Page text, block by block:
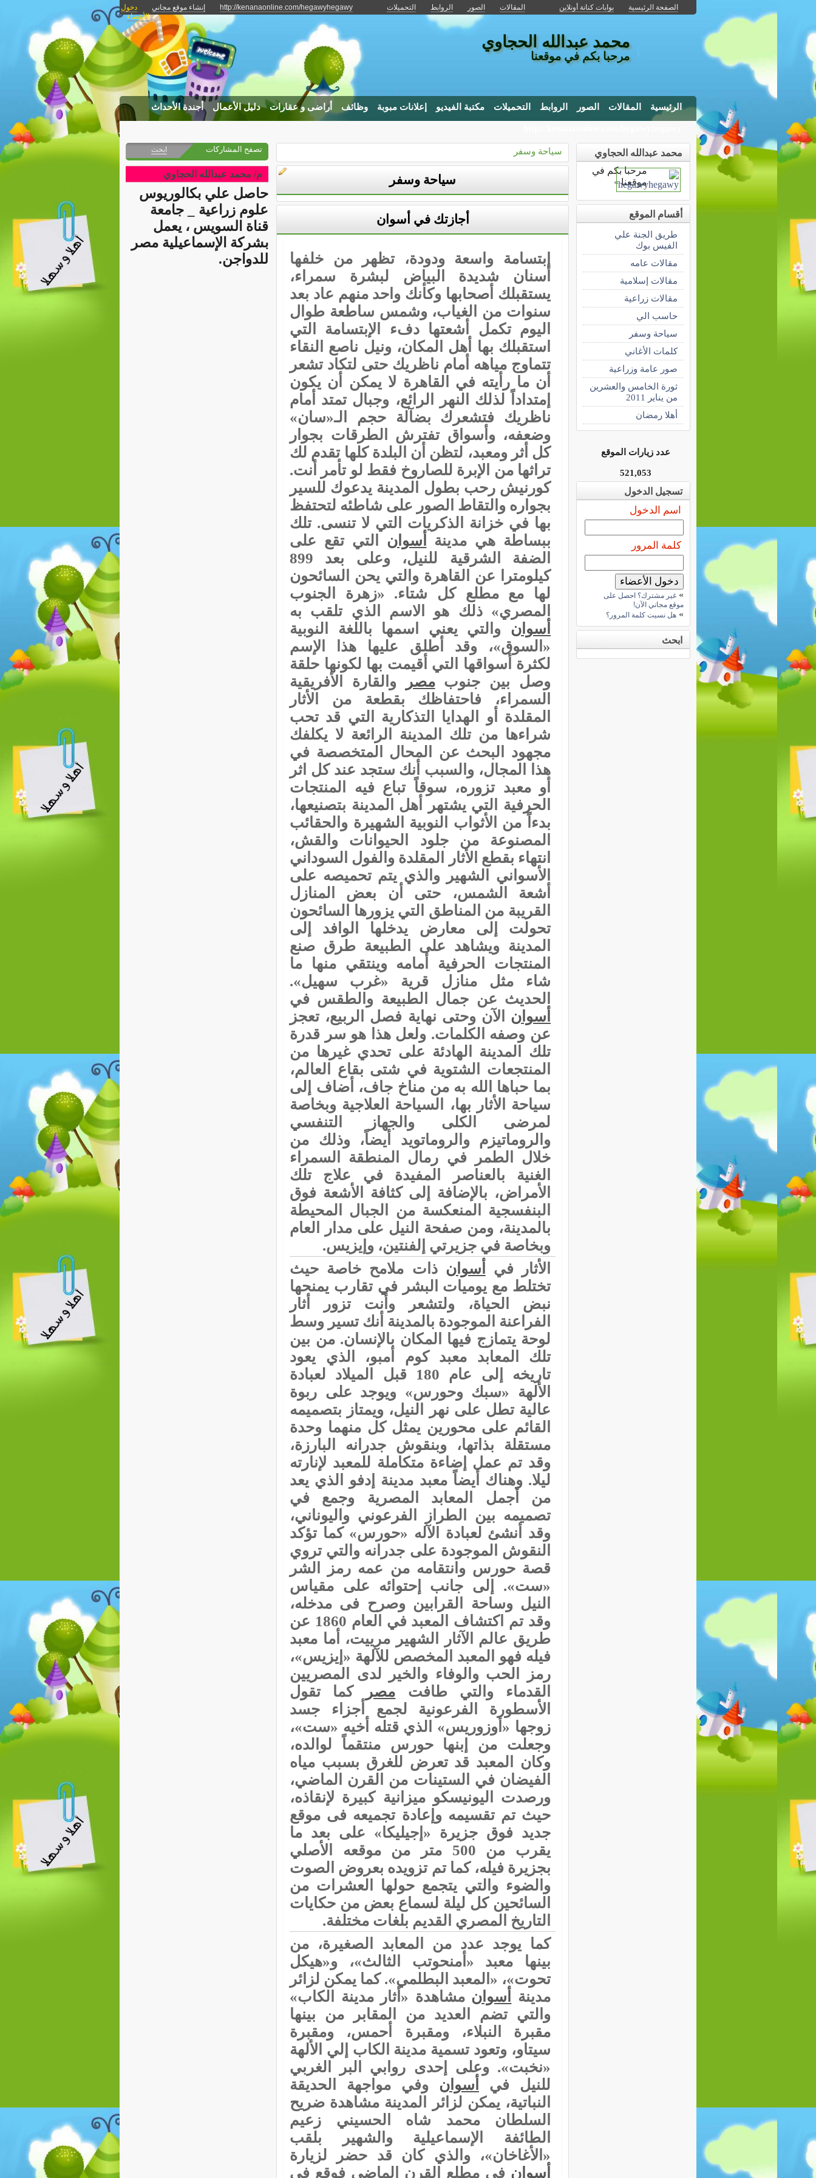
الصفحة الرئيسية بوابات كنانة أونلاين المقالات الصور الروابط التحميلات http://kenanaonline.com/hegawyhegawy إنشاء موقع مجاني
دخول
الأعضاء
محمد عبدالله الحجاوي
مرحبا بكم في موقعنا
الرئيسية المقالات الصور الروابط التحميلات مكتبة الفيديو إعلانات مبوبة وظائف أراضى و عقارات دليل الأعمال أجندة الأحداث
سياحة وسفر
سياحة وسفر
أجازتك في أسوان
إبتسامة واسعة ودودة، تظهر من خلفها
أسنان شديدة البياض لبشرة سمراء،
يستقبلك أصحابها وكأنك واحد منهم عاد بعد
سنوات من الغياب، وشمس ساطعة طوال
اليوم تكمل أشعتها دفء الإبتسامة التي
استقبلك بها أهل المكان، ونيل ناصع النقاء
تتماوج مياهه أمام ناظريك حتى لتكاد تشعر
أن ما رأيته في القاهرة لا يمكن أن يكون
إمتداداً لذلك النهر الرائع، وجبال تمتد أمام
ناظريك فتشعرك بضآلة حجم الـ«سان»
وضعفه، وأسواق تفترش الطرقات بجوار
كل أثر ومعبد، لتظن أن البلدة كلها تقدم لك
تراثها من الإبرة للصاروخ فقط لو تأمر أنت.
كورنيش رحب بطول المدينة يدعوك للسير
بجواره والتقاط الصور على شاطئه لتحتفظ
بها في خزانة الذكريات التي لا تنسى. تلك
ببساطة هي مدينة
أسوان التي تقع على
الضفة الشرقية للنيل، وعلى بعد 899
كيلومترا عن القاهرة والتي يحن السائحون
لها مع مطلع كل شتاء. «زهرة الجنوب
المصري» ذلك هو الاسم الذي تلقب به
أسوان والتي يعني اسمها باللغة النوبية
«السوق»، وقد أطلق عليها هذا الإسم
لكثرة أسواقها التي أقيمت بها لكونها حلقة
وصل بين جنوبمصر
والقارة الأفريقية
السمراء، فاحتفاظك بقطعة من الأثار
المقلدة أو الهدايا التذكارية التي قد تحب
شراءها من تلك المدينة الرائعة لا يكلفك
مجهود البحث عن المحال المتخصصة في
هذا المجال، والسبب أنك ستجد عند كل اثر
أو معبد تزوره، سوقاً تباع فيه المنتجات
الحرفية التي يشتهر أهل المدينة بتصنيعها،
بدءاً من الأثواب النوبية الشهيرة والحقائب
المصنوعة من جلود الحيوانات والقش،
انتهاء بقطع الأثار المقلدة والفول السوداني
الأسواني الشهير والذي يتم تحميصه على
أشعة الشمس، حتى أن بعض المنازل
القريبة من المناطق التي يزورها السائحون
تحولت إلى معارض يدخلها الوافد إلى
المدينة ويشاهد على الطبيعة طرق صنع
المنتجات الحرفية أمامه وينتقي منها ما
شاء مثل منازل قرية «غرب سهيل».
الحديث عن جمال الطبيعة والطقس في
أسوان الآن وحتى نهاية فصل الربيع، تعجز
عن وصفه الكلمات. ولعل هذا هو سر قدرة
تلك المدينة الهادئة على تحدي غيرها من
المنتجعات الشتوية في شتى بقاع العالم،
بما حباها الله به من مناخ جاف، أضاف إلى
سياحة الأثار بها، السياحة العلاجية وبخاصة
لمرضى الكلى والجهاز التنفسي
والروماتيزم والروماتويد أيضاً، وذلك من
خلال الطمر في رمال المنطقة السمراء
الغنية بالعناصر المفيدة في علاج تلك
الأمراض، بالإضافة إلى كثافة الأشعة فوق
البنفسجية المنعكسة من الجبال المحيطة
بالمدينة، ومن صفحة النيل على مدار العام
وبخاصة في جزيرتي إلفنتين، وإيزيس.
الأثار في
أسوان ذات ملامح خاصة حيث
تختلط مع يوميات البشر في تقارب يمنحها
نبض الحياة، ولتشعر وأنت تزور أثار
الفراعنة الموجودة بالمدينة أنك تسير وسط
لوحة يتمازج فيها المكان بالإنسان. من بين
تلك المعابد معبد كوم أمبو، الذي يعود
تاريخه إلى عام 180 قبل الميلاد لعبادة
الألهة «سبك وحورس» ويوجد على ربوة
عالية تطل على نهر النيل، ويمتاز بتصميمه
القائم على محورين يمثل كل منهما وحدة
مستقلة بذاتها، وبنقوش جدرانه البارزة،
وقد تم عمل إضاءة متكاملة للمعبد لإنارته
ليلا. وهناك أيضاً معبد مدينة إدفو الذي يعد
من أجمل المعابد المصرية وجمع في
تصميمه بين الطراز الفرعوني واليوناني،
وقد أنشئ لعبادة الآله «حورس» كما تؤكد
النقوش الموجودة على جدرانه والتي تروي
قصة حورس وانتقامه من عمه رمز الشر
«ست». إلى جانب إحتوائه على مقياس
النيل وساحة القرابين وصرح فى مدخله،
وقد تم اكتشاف المعبد في العام 1860 عن
طريق عالم الآثار الشهير مرييت، أما معبد
فيله فهو المعبد المخصص للآلهة «إيزيس»،
رمز الحب والوفاء والخير لدى المصريين
القدماء والتي طافت مصر
كما تقول
الأسطورة الفرعونية لجمع أجزاء جسد
زوجها «أوزوريس» الذي قتله أخيه «ست»،
وجعلت من إبنها حورس منتقماً لوالده،
وكان المعبد قد تعرض للغرق بسبب مياه
الفيضان في الستينات من القرن الماضي،
ورصدت اليونيسكو ميزانية كبيرة لإنقاذه،
حيث تم تقسيمه وإعادة تجميعه فى موقع
جديد فوق جزيرة «إجيليكا» على بعد ما
يقرب من 500 متر من موقعه الأصلي
بجزيرة فيله، كما تم تزويده بعروض الصوت
والضوء والتي يتجمع حولها العشرات من
السائحين كل ليلة لسماع بعض من حكايات
التاريخ المصري القديم بلغات مختلفة.
كما يوجد عدد من المعابد الصغيرة، من
بينها معبد «أمنحوتب الثالث»، و«هيكل
تحوت»، «المعبد البطلمي». كما يمكن لزائر
مدينة
أسوان مشاهدة «أثار مدينة الكاب»
والتي تضم العديد من المقابر من بينها
مقبرة النبلاء، ومقبرة أحمس، ومقبرة
سيتاو، وتعود تسمية مدينة الكاب إلي الألهة
«نخبت». وعلى إحدى روابي البر الغربي
للنيل في
أسوان وفي مواجهة الحديقة
النباتية، يمكن لزائر المدينة مشاهدة ضريح
السلطان محمد شاه الحسيني زعيم
الطائفة الإسماعيلية والشهير بلقب
«الأغاخان»، والذي كان قد حضر لزيارة
أسوان في مطلع القرن الماضي فوقع في
محمد عبدالله الحجاوي
مرحبا بكم في
موقعنا»
أقسام الموقع
طريق الجنة علي
الفيس بوك
مقالات عامه
مقالات إسلامية
مقالات زراعية
حاسب الي
سياحة وسفر
كلمات الأغاني
صور عامة وزراعية
ثورة الخامس والعشرين
من يناير 2011
أهلا رمضان
عدد زيارات الموقع
521,053
تسجيل الدخول
اسم الدخول
كلمة المرور
» غير مشترك؟ احصل على
موقع مجاني الآن!
» هل نسيت كلمة المرور؟
ابحث
تصفح المشاركات ابحث
م/ محمد عبدالله الحجاوي
حاصل علي بكالوريوس
علوم زراعية _ جامعة
قناة السويس ، يعمل
بشركة الإسماعيلية مصر
للدواجن.